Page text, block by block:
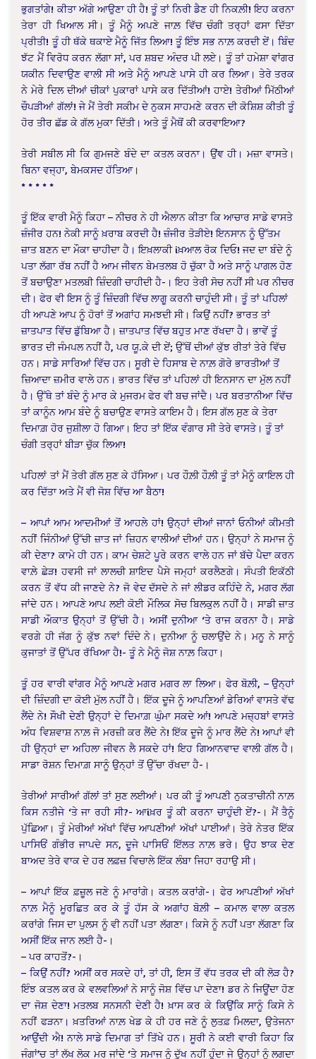
ਭੁਗਤਾਂਗੇ! ਕੀਤਾ ਅੱਗੇ ਆਉਣਾ ਹੀ ਹੈ! ਤੂੰ ਤਾਂ ਨਿਰੀ ਡੈਣ ਹੀ ਨਿਕਲ਼ੀ! ਇਹ ਕਰਨਾ
ਤੇਰਾ ਹੀ ਖਿਆਲ ਸੀ। ਤੂੰ ਮੈਨੂੰ ਅਪਣੇ ਜਾਲ਼ ਵਿੱਚ ਚੰਗੀ ਤਰ੍ਹਾਂ ਫਸਾ ਦਿੱਤਾ
ਪ੍ਰੀਤੀ! ਤੂੰ ਹੀ ਥੱਕੇ ਥਕਾਏ ਮੈਨੂੰ ਜਿੱਤ ਲਿਆ! ਤੂੰ ਇੰਝ ਸਭ ਨਾਲ਼ ਕਰਦੀ ਏਂ। ਬਿੰਦ
ਝੱਟ ਮੈਂ ਵਿਰੋਧ ਕਰਨ ਲੱਗਾ ਸਾਂ, ਪਰ ਸ਼ਬਦ ਅੰਦਰ ਪੀ ਲਏ। ਤੂੰ ਤਾਂ ਹਮੇਸ਼ਾ ਵਾਂਗਰ
ਯਕੀਨ ਦਿਵਾਉਣ ਵਾਲੀ ਸੀ ਅਤੇ ਮੈਨੂੰ ਆਪਣੇ ਪਾਸੇ ਹੀ ਕਰ ਲਿਆ। ਤੇਰੇ ਤਰਕ
ਨੇ ਮੇਰੇ ਦਿਲ ਦੀਆਂ ਚੀਕਾਂ ਪੁਕਾਰਾਂ ਪਾਸੇ ਕਰ ਦਿੱਤੀਆਂ! ਹਾਏ! ਤੇਰੀਆਂ ਮਿੱਠੀਆਂ
ਚੌਪੜੀਆਂ ਗੱਲਾਂ! ਜੇ ਮੈਂ ਤੇਰੀ ਸਕੀਮ ਦੇ ਨੁਕਸ ਸਾਹਮਣੇ ਕਰਨ ਦੀ ਕੋਸ਼ਿਸ਼ ਕੀਤੀ ਤੂੰ
ਹੋਰ ਤੀਰ ਛੱਡ ਕੇ ਗੱਲ ਮੁਕਾ ਦਿੱਤੀ। ਅਤੇ ਤੂੰ ਮੈਥੋਂ ਕੀ ਕਰਵਾਇਆ?
ਤੇਰੀ ਸਬੀਲ ਸੀ ਕਿ ਗੁਮਜਣੇ ਬੰਦੇ ਦਾ ਕਤਲ ਕਰਨਾ। ਉਂਞ ਹੀ। ਮਜ਼ਾ ਵਾਸਤੇ।
ਬਿਨਾ ਵਜ੍ਹਾ, ਬੇਮਕਸਦ ਹੱਤਿਆ।
* * * * *
ਤੂੰ ਇੱਕ ਵਾਰੀ ਮੈਨੂੰ ਕਿਹਾ – ਨੀਚਰ ਨੇ ਹੀ ਐਲਾਨ ਕੀਤਾ ਕਿ ਆਚਾਰ ਸਾਡੇ ਵਾਸਤੇ
ਜ਼ੰਜੀਰ ਹਨ! ਨੇਕੀ ਸਾਨੂੰ ਖ਼ਰਾਬ ਕਰਦੀ ਹੈ! ਜ਼ੰਜੀਰ ਤੋੜੀਏ! ਇਨਸਾਨ ਨੂੰ ਉੱਤਮ
ਜ਼ਾਤ ਬਣਨ ਦਾ ਮੌਕਾ ਚਾਹੀਦਾ ਹੈ। ਇਖ਼ਲਾਕੀ iਖ਼ਆਲ ਰੋਕ ਦਿਓ! ਜਦ ਦਾ ਬੰਦੇ ਨੂੰ
ਪਤਾ ਲੱਗਾ ਰੱਬ ਨਹੀਂ ਹੈ ਆਮ ਜੀਵਨ ਬੇਮਤਲਬ ਹੋ ਚੁੱਕਾ ਹੈ ਅਤੇ ਸਾਨੂੰ ਪਾਗਲ ਹੋਣ
ਤੋਂ ਬਚਾਉਣਾ ਮਤਲਬੀ ਜ਼ਿੰਦਗੀ ਚਾਹੀਦੀ ਹੈ-। ਇਹ ਤੇਰੀ ਸੋਚ ਨਹੀਂ ਸੀ ਪਰ ਨੀਚਰ
ਦੀ। ਫੇਰ ਵੀ ਇਸ ਨੂੰ ਤੂੰ ਜ਼ਿੰਦਗੀ ਵਿੱਚ ਲਾਗੂ ਕਰਨੀ ਚਾਹੁੰਦੀ ਸੀ। ਤੂੰ ਤਾਂ ਪਹਿਲਾਂ
ਹੀ ਆਪਣੇ ਆਪ ਨੂੰ ਹੋਰਾਂ ਤੋਂ ਅਗਾਂਹ ਸਮਝਦੀ ਸੀ। ਕਿਉਂ ਨਹੀਂ? ਭਾਰਤ ਤਾਂ
ਜ਼ਾਤਪਾਤ ਵਿੱਚ ਡੁੱਬਿਆ ਹੈ। ਜ਼ਾਤਪਾਤ ਵਿੱਚ ਬਹੁਤ ਮਾਣ ਰੱਖਦਾ ਹੈ। ਭਾਵੇਂ ਤੂੰ
ਭਾਰਤ ਦੀ ਜੰਮਪਲ ਨਹੀਂ ਹੈ, ਪਰ ਯੂ.ਕੇ ਦੀ ਏਂ; ਉੱਥੋਂ ਦੀਆਂ ਕੁੱਝ ਰੀਤਾਂ ਤੇਰੇ ਵਿੱਚ
ਹਨ। ਸਾਡੇ ਸਾਰਿਆਂ ਵਿੱਚ ਹਨ। ਸੂਰੀ ਦੇ ਹਿਸਾਬ ਦੇ ਨਾਲ਼ ਗੋਰੇ ਭਾਰਤੀਆਂ ਤੋਂ
ਜ਼ਿਆਦਾ ਜ਼ਮੀਰ ਵਾਲੇ ਹਨ। ਭਾਰਤ ਵਿੱਚ ਤਾਂ ਪਹਿਲਾਂ ਹੀ ਇਨਸਾਨ ਦਾ ਮੁੱਲ ਨਹੀਂ
ਹੈ। ਉੱਥੇ ਤਾਂ ਬੰਦੇ ਨੂੰ ਮਾਰ ਕੇ ਮੁਜਰਮ ਫੇਰ ਵੀ ਬਚ ਜਾਂਦੈ। ਪਰ ਬਰਤਾਨੀਆ ਵਿੱਚ
ਤਾਂ ਕਾਨੂੰਨ ਆਮ ਬੰਦੇ ਨੂੰ ਬਚਾਉਣ ਵਾਸਤੇ ਕਾਇਮ ਹੈ। ਇਸ ਗੱਲ ਸੁਣ ਕੇ ਤੇਰਾ
ਦਿਮਾਗ਼ ਹੋਰ ਜੁਸ਼ੀਲਾ ਹੋ ਗਿਆ। ਇਹ ਤਾਂ ਇੱਕ ਵੰਗਾਰ ਸੀ ਤੇਰੇ ਵਾਸਤੇ। ਤੂੰ ਤਾਂ
ਚੰਗੀ ਤਰ੍ਹਾਂ ਬੀੜਾ ਚੁੱਕ ਲਿਆ!
ਪਹਿਲਾਂ ਤਾਂ ਮੈਂ ਤੇਰੀ ਗੱਲ ਸੁਣ ਕੇ ਹੱਸਿਆ। ਪਰ ਹੌਲ਼ੀ ਹੌਲ਼ੀ ਤੂੰ ਤਾਂ ਮੈਨੂੰ ਕਾਇਲ ਹੀ
ਕਰ ਦਿੱਤਾ ਅਤੇ ਮੈਂ ਵੀ ਜੋਸ਼ ਵਿੱਚ ਆ ਬੈਠਾ!
– ਆਪਾਂ ਆਮ ਆਦਮੀਆਂ ਤੋਂ ਆਹਲੇ ਹਾਂ! ਉਨ੍ਹਾਂ ਦੀਆਂ ਜਾਨਾਂ ਓਨੀਆਂ ਕੀਮਤੀ
ਨਹੀਂ ਜਿੰਨੀਆਂ ਉੱਚੀ ਜ਼ਾਤ ਜਾਂ ਜ਼ਿਹਨ ਵਾਲੀਆਂ ਦੀਆਂ ਹਨ। ਉਨ੍ਹਾਂ ਨੇ ਸਮਾਜ ਨੂੰ
ਕੀ ਦੇਣਾ? ਕਾਮੇ ਹੀ ਹਨ। ਕਾਮ ਚੇਸ਼ਟੇ ਪੂਰੇ ਕਰਨ ਵਾਲੇ ਹਨ ਜਾਂ ਬੱਚੇ ਪੈਦਾ ਕਰਨ
ਵਾਲ਼ੇ ਛੇੜ! ਹਵਸੀ ਜਾਂ ਲਾਲਚੀ ਸ਼ਾਇਦ ਪੈਸੇ ਜਮ੍ਹਾਂ ਕਰਲੈਣਗੇ। ਸੰਪਤੀ ਇਕੱਠੀ
ਕਰਨ ਤੋਂ ਵੱਧ ਕੀ ਜਾਣਦੇ ਨੇ? ਜੋ ਵੇਦ ਦੱਸਦੇ ਨੇ ਜਾਂ ਲੀਡਰ ਕਹਿੰਦੇ ਨੇ, ਮਗਰ ਲੱਗ
ਜਾਂਦੇ ਹਨ। ਆਪਣੇ ਆਪ ਲਈ ਕੋਈ ਮੌਲਿਕ ਸੋਚ ਬਿਲਕੁਲ ਨਹੀਂ ਹੈ। ਸਾਡੀ ਜ਼ਾਤ
ਸਾਡੀ ਔਕਾਤ ਉਨ੍ਹਾਂ ਤੋਂ ਉੱਚੀ ਹੈ। ਅਸੀਂ ਦੁਨੀਆ ‘ਤੇ ਰਾਜ ਕਰਨਾ ਹੈ। ਸਾਡੇ
ਵਰਗੇ ਹੀ ਜੱਗ ਨੂੰ ਕੁੱਝ ਨਵਾਂ ਦਿੰਦੇ ਨੇ। ਦੁਨੀਆ ਨੂੰ ਚਲਾਉਂਦੇ ਨੇ। ਮਨੂ ਨੇ ਸਾਨੂੰ
ਕੁਜਾਤਾਂ ਤੋਂ ਉੱਪਰ ਰੱਖਿਆ ਹੈ!- ਤੂੰ ਨੇ ਮੈਨੂੰ ਜੋਸ਼ ਨਾਲ਼ ਕਿਹਾ।
ਤੂੰ ਹਰ ਵਾਰੀ ਵਾਂਗਰ ਮੈਨੂੰ ਆਪਣੇ ਮਗਰ ਮਗਰ ਲਾ ਲਿਆ। ਫੇਰ ਬੋਲ਼ੀ, – ਉਨ੍ਹਾਂ
ਦੀ ਜ਼ਿੰਦਗੀ ਦਾ ਕੋਈ ਮੁੱਲ ਨਹੀਂ ਹੈ। ਇੱਕ ਦੂਜੇ ਨੂੰ ਆਪਣਿਆਂ ਡੇਰਿਆਂ ਵਾਸਤੇ ਵੱਢ
ਲੈਂਦੇ ਨੇ! ਸੌਖੀ ਦੇਣੀ ਉਨ੍ਹਾਂ ਦੇ ਦਿਮਾਗ਼ ਘੁੰਮਾ ਸਕਦੇ ਆਂ! ਆਪਣੇ ਮਜ਼੍ਹਬਾਂ ਵਾਸਤੇ
ਅੰਧ ਵਿਸ਼ਵਾਸ਼ ਨਾਲ਼ ਜੋ ਮਰਜ਼ੀ ਕਰ ਲੈਂਦੇ ਨੇ! ਇੱਕ ਦੂਜੇ ਨੂੰ ਮਾਰ ਲੈਂਦੇ ਨੇ! ਆਪਾਂ ਵੀ
ਹੀ ਉਨ੍ਹਾਂ ਦਾ ਅਹਿਲਾ ਜੀਵਨ ਲੈ ਸਕਦੇ ਹਾਂ! ਇਹ ਗਿਆਨਵਾਦ ਵਾਲੀ ਗੱਲ ਹੈ।
ਸਾਡਾ ਰੋਸ਼ਨ ਦਿਮਾਗ਼ ਸਾਨੂੰ ਉਨ੍ਹਾਂ ਤੋਂ ਉੱਚਾ ਰੱਖਦਾ ਹੈ-।
ਤੇਰੀਆਂ ਸਾਰੀਆਂ ਗੱਲਾਂ ਤਾਂ ਸੁਣ ਲਈਆਂ। ਪਰ ਕੀ ਤੂੰ ਆਪਣੀ ਨੁਕਤਾਚੀਨੀ ਨਾਲ਼
ਕਿਸ ਨਤੀਜੇ ‘ਤੇ ਜਾ ਰਹੀ ਸੀ?- ਆiਖ਼ਰ ਤੂੰ ਕੀ ਕਰਨਾ ਚਾਹੁੰਦੀ ਏਂ?-। ਮੈਂ ਤੈਨੂੰ
ਪੁੱਛਿਆ। ਤੂੰ ਮੇਰੀਆਂ ਅੱਖਾਂ ਵਿੱਚ ਆਪਣੀਆਂ ਅੱਖਾਂ ਪਾਈਆਂ। ਤੇਰੇ ਨੇਤਰ ਇੱਕ
ਪਾਸਿਓਂ ਗੰਭੀਰ ਜਾਪਦੇ ਸਨ, ਦੂਜੇ ਪਾਸਿਓਂ ਇੱਲਤ ਨਾਲ਼ ਭਰੇ। ਉਹ ਝਾਕ ਦੇਣ
ਬਾਅਦ ਤੇਰੇ ਵਾਕ ਦੇ ਹਰ ਲਫ਼ਜ਼ ਵਿਚਾਲੇ ਇੱਕ ਲੰਬਾ ਜਿਹਾ ਰਹਾਉ ਸੀ।
– ਆਪਾਂ ਇੱਕ ਫ਼ਜ਼ੂਲ ਜਣੇ ਨੂੰ ਮਾਰਾਂਗੇ। ਕਤਲ ਕਰਾਂਗੇ-। ਫੇਰ ਆਪਣੀਆਂ ਅੱਖਾਂ
ਨਾਲ਼ ਮੈਨੂੰ ਮੂਰਛਿਤ ਕਰ ਕੇ ਤੂੰ ਹੱਸ ਕੇ ਅਗਾਂਹ ਬੋਲ਼ੀ – ਕਮਾਲ ਵਾਲਾ ਕਤਲ
ਕਰਾਂਗੇ ਜਿਸ ਦਾ ਪੁਲਸ ਨੂੰ ਵੀ ਨਹੀਂ ਪਤਾ ਲੱਗਣਾ। ਕਿਸੇ ਨੂੰ ਨਹੀਂ ਪਤਾ ਲੱਗਣਾ ਕਿ
ਅਸੀਂ ਇੱਕ ਜਾਨ ਲਈ ਹੈ-।
– ਪਰ ਕਾਹਤੋਂ?-।
– ਕਿਉਂ ਨਹੀਂ? ਅਸੀਂ ਕਰ ਸਕਦੇ ਹਾਂ, ਤਾਂ ਹੀ, ਇਸ ਤੋਂ ਵੱਧ ਤਰਕ ਦੀ ਕੀ ਲੋੜ ਹੈ?
ਇੰਝ ਕਤਲ ਕਰ ਕੇ ਵਲਵਲਿਆਂ ਨੇ ਸਾਨੂੰ ਜੋਸ਼ ਵਿੱਚ ਪਾ ਦੇਣਾ! ਡਰ ਨੇ ਜਿਊਂਦਾ ਹੋਣ
ਦਾ ਜੋਸ਼ ਦੇਣਾ! ਮਤਲਬ ਸਨਸਨੀ ਦੇਣੀ ਹੈ! ਖ਼ਾਸ ਕਰ ਕੇ ਕਿਉਂਕਿ ਸਾਨੂੰ ਕਿਸੇ ਨੇ
ਨਹੀਂ ਫੜਨਾ। ਖ਼ਤਰਿਆਂ ਨਾਲ਼ ਖੇਡ ਕੇ ਹੀ ਹਰ ਜਣੇ ਨੂੰ ਲੁਤਫ਼ ਮਿਲਦਾ, ਉਤੇਜਨਾ
ਆਉਂਦੀ ਐ! ਨਾਲੇ ਸਾਡੇ ਦਿਮਾਗ ਤਾਂ ਤਿੱਖੇ ਹਨ। ਸੂਰੀ ਨੇ ਕਈ ਵਾਰੀ ਕਿਹਾ ਕਿ
ਜੰਗਾਂ’ਚ ਤਾਂ ਲੱਖ ਲੋਕ ਮਰ ਜਾਂਦੇ ‘ਤੇ ਸਮਾਜ ਨੂੰ ਦੁੱਖ ਨਹੀਂ ਹੁੰਦਾ ਜੇ ਉਨ੍ਹਾਂ ਨੂੰ ਲਗਦਾ